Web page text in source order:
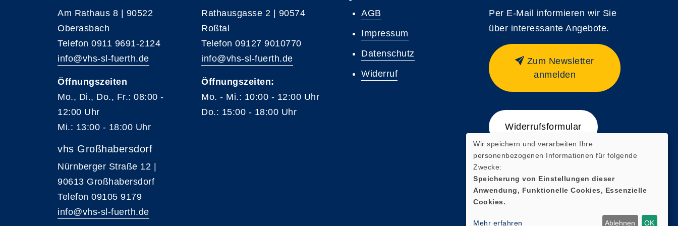
Am Rathaus 8 | 90522
Oberasbach
Telefon 0911 9691-2124
info@vhs-sl-fuerth.de
Öffnungszeiten
Mo., Di., Do., Fr.: 08:00 -
12:00 Uhr
Mi.: 13:00 - 18:00 Uhr
vhs Großhabersdorf
Nürnberger Straße 12 |
90613 Großhabersdorf
Telefon 09105 9179
info@vhs-sl-fuerth.de
Rathausgasse 2 | 90574
Roßtal
Telefon 09127 9010770
info@vhs-sl-fuerth.de
Öffnungszeiten:
Mo. - Mi.: 10:00 - 12:00 Uhr
Do.: 15:00 - 18:00 Uhr
AGB
Impressum
Datenschutz
Widerruf
Per E-Mail informieren wir Sie
über interessante Angebote.
Zum Newsletter
anmelden
Widerrufsformular
Wir speichern und verarbeiten Ihre
personenbezogenen Informationen für folgende
Zwecke:
Speicherung von Einstellungen dieser
Anwendung, Funktionelle Cookies, Essenzielle
Cookies.
Mehr erfahren Ablehnen OK